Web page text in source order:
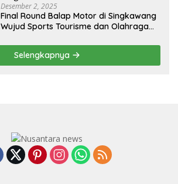
Desember 2, 2025
Final Round Balap Motor di Singkawang
Wujud Sports Tourisme dan Olahraga
Selengkapnya